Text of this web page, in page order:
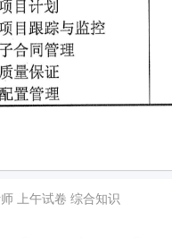
上午试卷 综合知识